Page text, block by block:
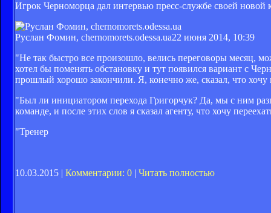
Игрок Черноморца дал интервью пресс-службе своей новой
Руслан Фомин, chernomorets.odessa.ua22 июня 2014, 10:39
"Не так быстро все произошло, велись переговоры месяц,
хотел бы поменять обстановку и тут появился вариант с
прошлый хорошо закончили. Я, конечно же, сказал, что
"Был ли инициатором перехода Григорчук? Да, мы с ним
команде, и после этих слов я сказал агенту, что хочу
"Тренер
10.03.2015 | Комментарии: 0 | Читать полностью